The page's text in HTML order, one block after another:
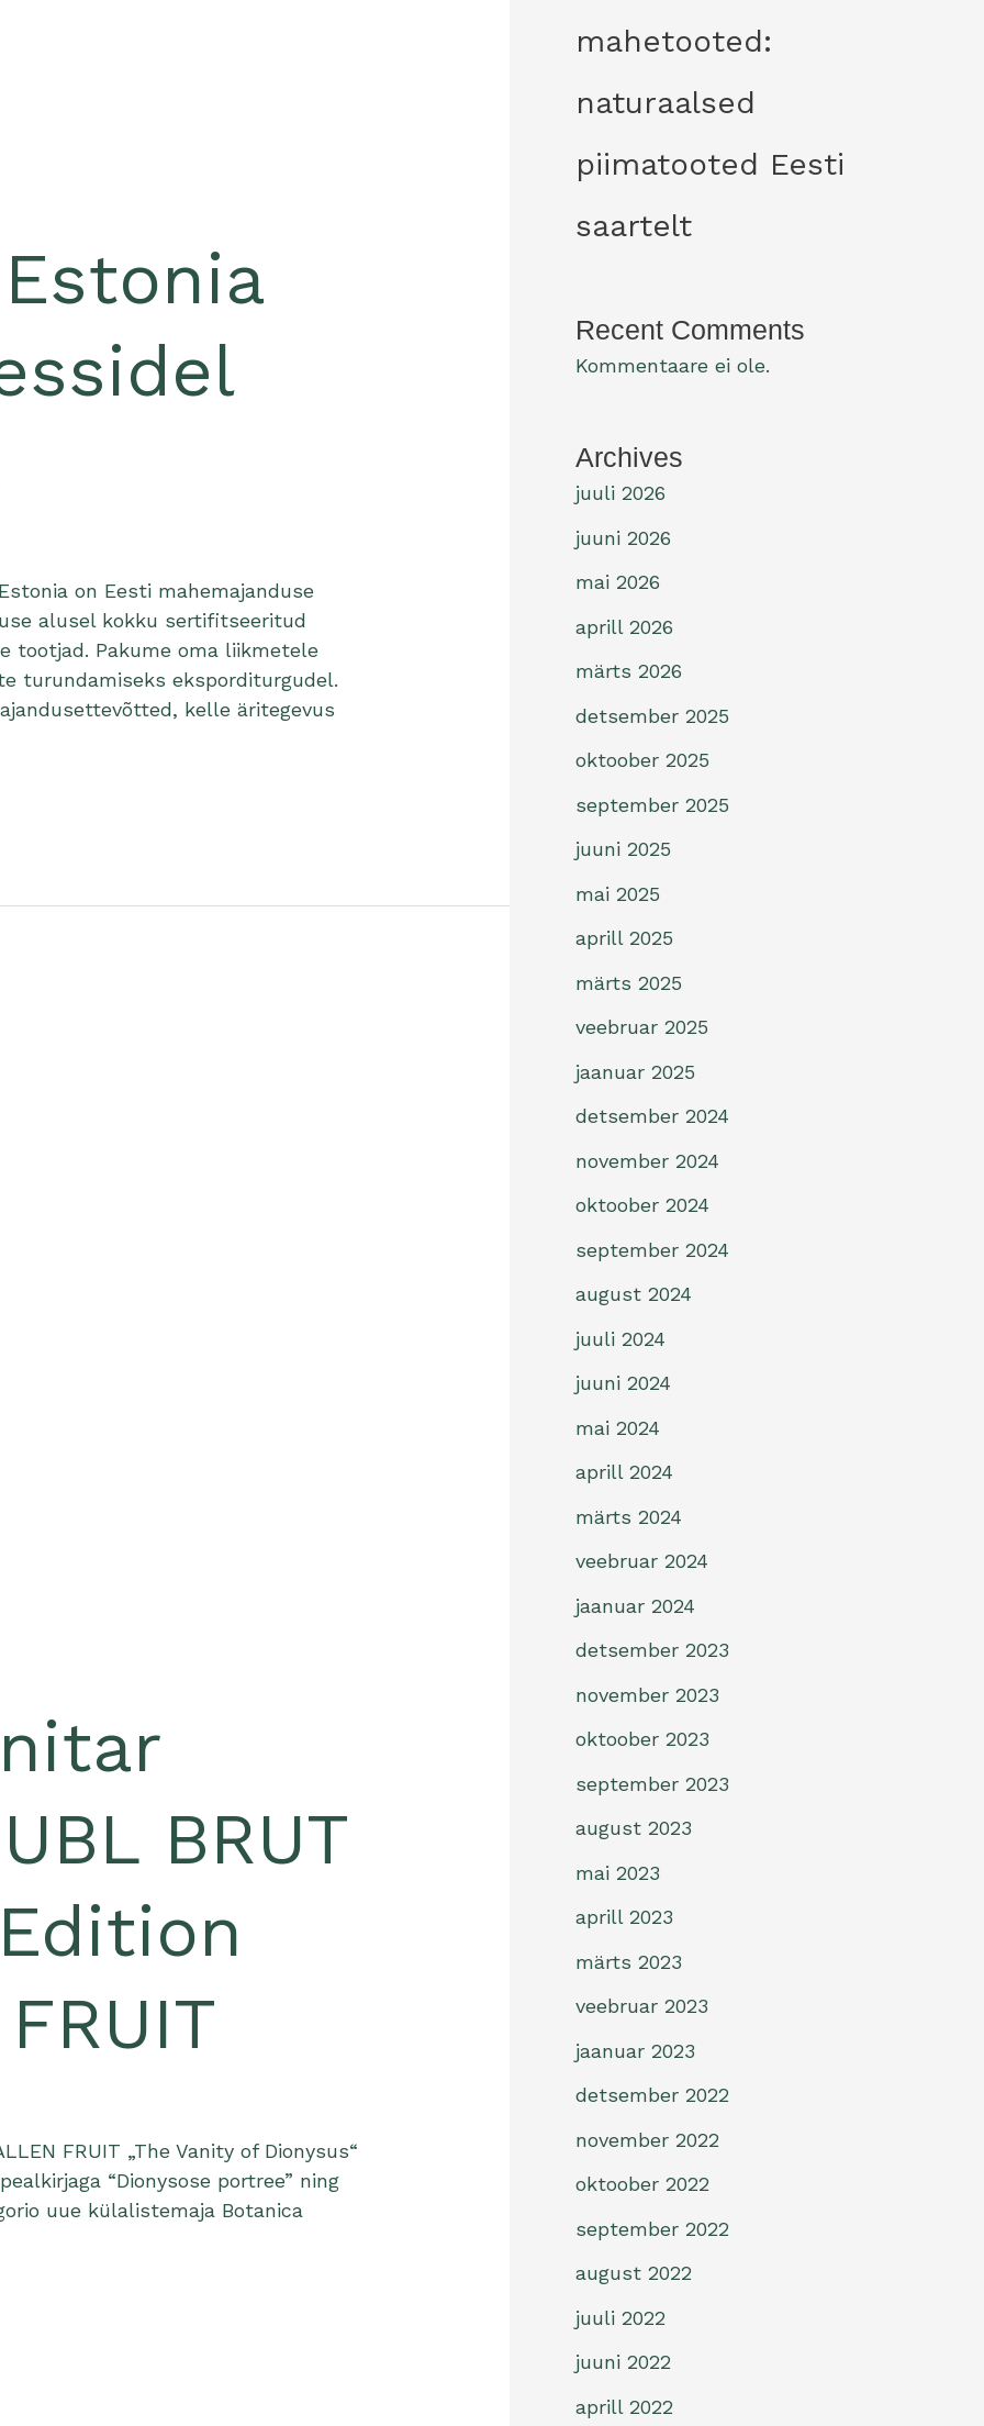
on Eesti mahemajanduse
alusel kokku sertifitseeritud
tootjad. Pakume oma liikmetele
turundamiseks eksporditurgudel.
kelle äritegevus
BRUT
FRUIT „The Vanity of Dionysus“
“Dionysose portree” ning
uue külalistemaja Botanica
mahetooted:
naturaalsed
piimatooted Eesti
saartelt
Recent Comments
Kommentaare ei ole.
Archives
juuli 2026
juuni 2026
mai 2026
aprill 2026
märts 2026
detsember 2025
oktoober 2025
september 2025
juuni 2025
mai 2025
aprill 2025
märts 2025
veebruar 2025
jaanuar 2025
detsember 2024
november 2024
oktoober 2024
september 2024
august 2024
juuli 2024
juuni 2024
mai 2024
aprill 2024
märts 2024
veebruar 2024
jaanuar 2024
detsember 2023
november 2023
oktoober 2023
september 2023
august 2023
mai 2023
aprill 2023
märts 2023
veebruar 2023
jaanuar 2023
detsember 2022
november 2022
oktoober 2022
september 2022
august 2022
juuli 2022
juuni 2022
aprill 2022